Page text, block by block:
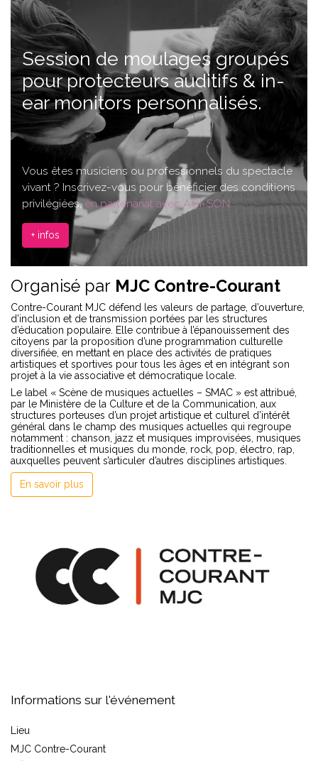
Session de moulages groupés
pour protecteurs auditifs & in-
ear monitors personnalisés.
Vous êtes musiciens ou professionnels du spectacle
vivant ? Inscrivez-vous pour bénéficier des conditions
privilégiées,en partenariat avec AGI-SON.
+ infos
Organisé par MJC Contre-Courant
Contre-Courant MJC défend les valeurs de partage, d’ouverture,
d’inclusion et de transmission portées par les structures
d’éducation populaire. Elle contribue à l’épanouissement des
citoyens par la proposition d’une programmation culturelle
diversifiée, en mettant en place des activités de pratiques
artistiques et sportives pour tous les âges et en intégrant son
projet à la vie associative et démocratique locale.
Le label « Scène de musiques actuelles – SMAC » est attribué,
par le Ministère de la Culture et de la Communication, aux
structures porteuses d’un projet artistique et culturel d’intérêt
général dans le champ des musiques actuelles qui regroupe
notamment : chanson, jazz et musiques improvisées, musiques
traditionnelles et musiques du monde, rock, pop, électro, rap,
auxquelles peuvent s’articuler d’autres disciplines artistiques.
En savoir plus
Informations sur l'événement
Lieu
MJC Contre-Courant